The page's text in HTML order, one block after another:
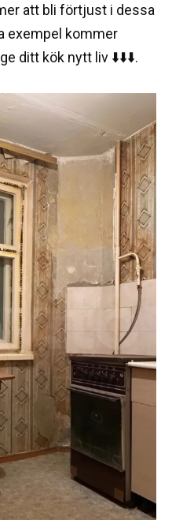
att bli förtjust i dessa
exempel kommer
ditt kök nytt liv ⬇️⬇️⬇️.